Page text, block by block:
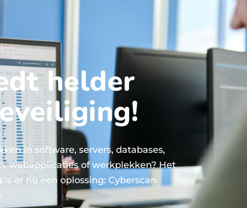
helder
in software, servers, databases,
webapplicaties of werkplekken? Het
er nu een oplossing: Cyberscan